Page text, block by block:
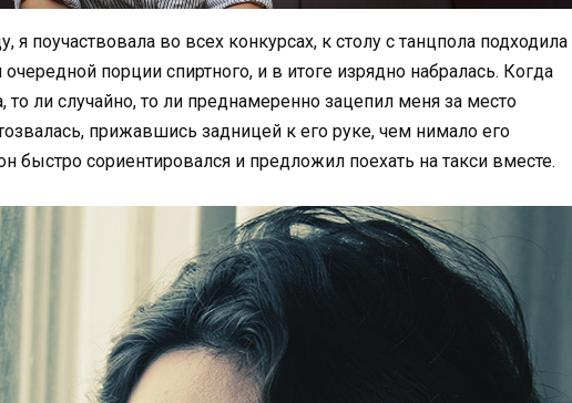
я поучаствовала во всех конкурсах, к столу с танцпола подходила
порции спиртного, и в итоге изрядно набралась. Когда
то ли случайно, то ли преднамеренно зацепил меня за место
прижавшись задницей к его руке, чем нимало его
быстро сориентировался и предложил поехать на такси вместе.